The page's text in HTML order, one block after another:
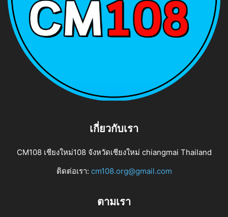
เกี่ยวกับเรา
CM108 เชียงใหม่108 จังหวัดเชียงใหม่ chiangmai Thailand
ติดต่อเรา: cm108.org@gmail.com
ตามเรา